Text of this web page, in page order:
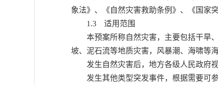
象法》、《自然灾害救助条例》、《国家
1.3 适用范围
本预案所称自然灾害，主要包括干旱、
坡、泥石流等地质灾害，风暴潮、海啸等
发生自然灾害后，地方各级人民政府视
发生其他类型突发事件，根据需要可参